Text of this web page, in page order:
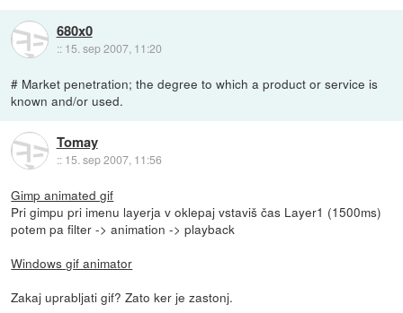
680x0
:: 15. sep 2007, 11:20
# Market penetration; the degree to which a product or service is
known and/or used.
Tomay
:: 15. sep 2007, 11:56
Gimp animated gif
Pri gimpu pri imenu layerja v oklepaj vstaviš čas Layer1 (1500ms)
potem pa filter -> animation -> playback
Windows gif animator
Zakaj uprabljati gif? Zato ker je zastonj.